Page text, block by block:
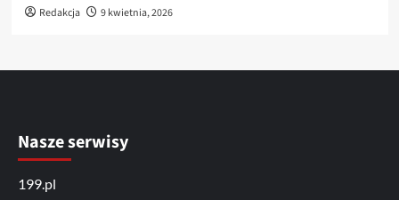
Redakcja 9 kwietnia, 2026
Nasze serwisy
199.pl